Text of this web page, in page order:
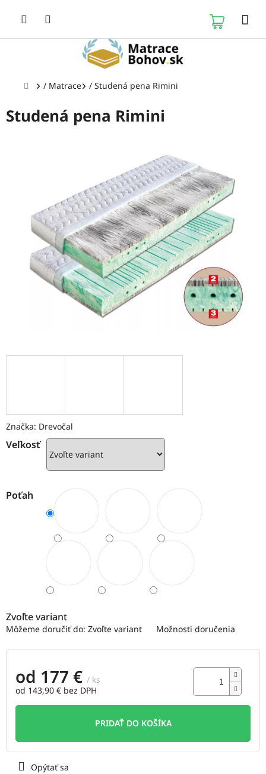
Domov
/ Matrace / Studená pena Rimini
Studená pena Rimini
Veľkosť
Poťah
Zvoľte variant
Môžeme doručiť do: Zvoľte variant Možnosti doručenia
od 177 € / ks
od 143,90 € bez DPH
Jednotková
PRIDAŤ DO KOŠÍKA
Opýtať sa
Značka: Drevočal